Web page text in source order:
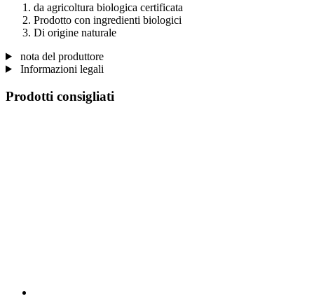
da agricoltura biologica certificata
Prodotto con ingredienti biologici
Di origine naturale
nota del produttore
Informazioni legali
Prodotti consigliati